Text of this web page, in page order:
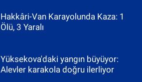
Hakkâri-Van Karayolunda Kaza: 1
Ölü, 3 Yaralı
Yüksekova'daki yangın büyüyor:
Alevler karakola doğru ilerliyor